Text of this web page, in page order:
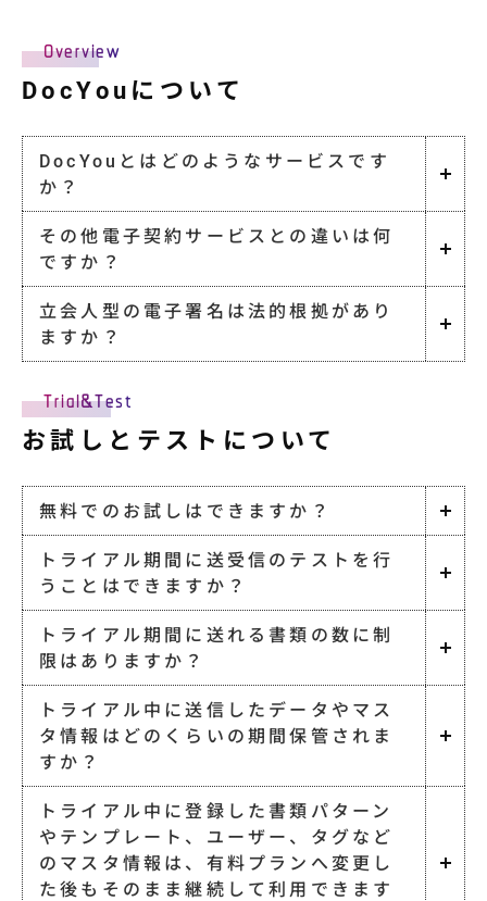
お問い合わせ
ユースケース
資料ダウンロード
よくあるご質問
動画ギャラリー
Overview
DocYouについて
DocYouとはどのようなサービスです
か？
その他電子契約サービスとの違いは何
ですか？
立会人型の電子署名は法的根拠があり
ますか？
Trial&Test
お試しとテストについて
無料でのお試しはできますか？
トライアル期間に送受信のテストを行
うことはできますか？
トライアル期間に送れる書類の数に制
限はありますか？
トライアル中に送信したデータやマス
タ情報はどのくらいの期間保管されま
すか？
トライアル中に登録した書類パターン
やテンプレート、ユーザー、タグなど
のマスタ情報は、有料プランへ変更し
た後もそのまま継続して利用できます